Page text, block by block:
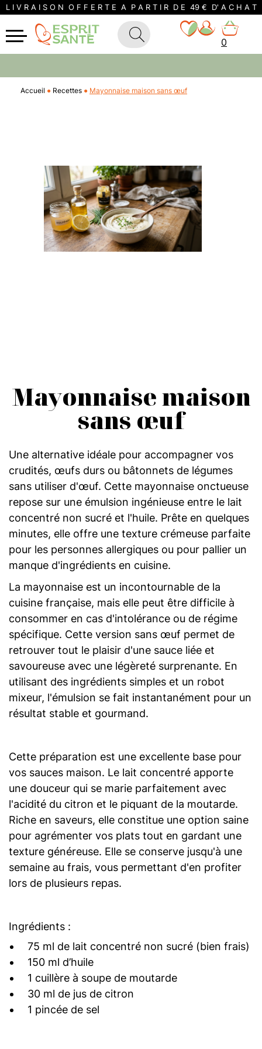
L I V R A I S O N O F F E R T E A P A R T I R D E 49 € D' A C H A T
0
Accueil Recettes Mayonnaise maison sans œuf
Mayonnaise maison
sans œuf
Une alternative idéale pour accompagner vos
crudités, œufs durs ou bâtonnets de légumes
sans utiliser d'œuf. Cette mayonnaise onctueuse
repose sur une émulsion ingénieuse entre le lait
concentré non sucré et l'huile. Prête en quelques
minutes, elle offre une texture crémeuse parfaite
pour les personnes allergiques ou pour pallier un
manque d'ingrédients en cuisine.
La mayonnaise est un incontournable de la
cuisine française, mais elle peut être difficile à
consommer en cas d'intolérance ou de régime
spécifique. Cette version sans œuf permet de
retrouver tout le plaisir d'une sauce liée et
savoureuse avec une légèreté surprenante. En
utilisant des ingrédients simples et un robot
mixeur, l'émulsion se fait instantanément pour un
résultat stable et gourmand.
Cette préparation est une excellente base pour
vos sauces maison. Le lait concentré apporte
une douceur qui se marie parfaitement avec
l'acidité du citron et le piquant de la moutarde.
Riche en saveurs, elle constitue une option saine
pour agrémenter vos plats tout en gardant une
texture généreuse. Elle se conserve jusqu'à une
semaine au frais, vous permettant d'en profiter
lors de plusieurs repas.
Ingrédients :
75 ml de lait concentré non sucré (bien frais)
150 ml d’huile
1 cuillère à soupe de moutarde
30 ml de jus de citron
1 pincée de sel